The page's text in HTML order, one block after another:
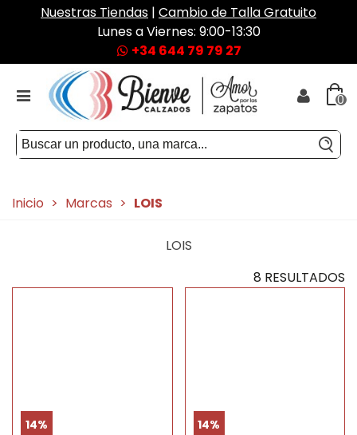
Nuestras Tiendas | Cambio de Talla Gratuito
Lunes a Viernes: 9:00-13:30
+34 644 79 79 27
0
Inicio > Marcas > LOIS
LOIS
8 RESULTADOS
14% 14%